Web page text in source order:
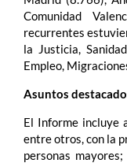
Comunidad
recurrentes
la Justicia,
Empleo,
Asuntos
El Informe incluye
entre otros, con la
personas